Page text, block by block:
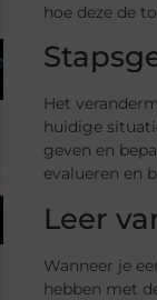
hoe deze de
Het
huidige
geven en
evalueren en
Leer
Wanneer je
hebben met